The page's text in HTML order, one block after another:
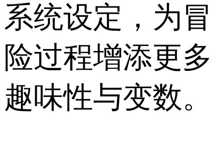
系统设定，为冒
险过程增添更多
趣味性与变数。